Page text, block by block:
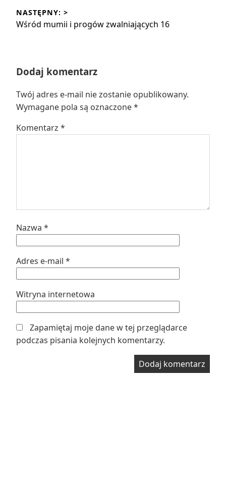
NASTĘPNY: >
Następny
Wśród mumii i progów zwalniających 16
Dodaj komentarz
Twój adres e-mail nie zostanie opublikowany.
Wymagane pola są oznaczone*
Komentarz *
Nazwa *
Adres e-mail *
Witryna internetowa
Zapamiętaj moje dane w tej przeglądarce
podczas pisania kolejnych komentarzy.